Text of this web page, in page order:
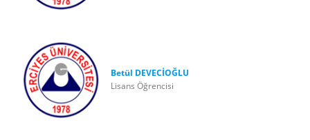
Betül DEVECİOĞLU
Lisans Öğrencisi